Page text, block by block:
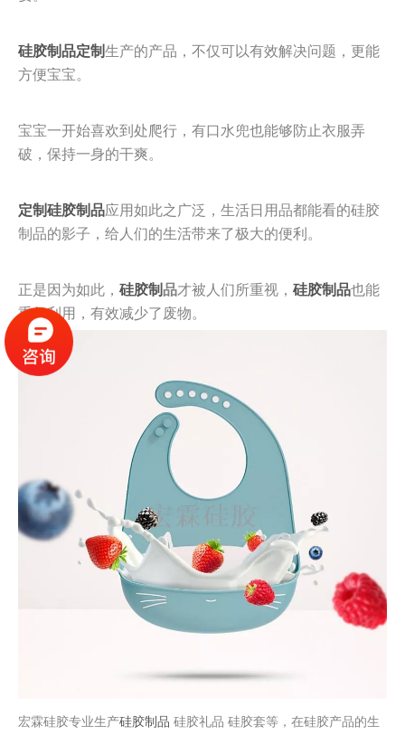
硅胶制品定制生产的产品，不仅可以有效解决问题，更能
方便宝宝。
宝宝一开始喜欢到处爬行，有口水兜也能够防止衣服弄
破，保持一身的干爽。
定制硅胶制品应用如此之广泛，生活日用品都能看的硅胶
制品的影子，给人们的生活带来了极大的便利。
正是因为如此， 硅胶制品才被人们所重视， 硅胶制品也能
重复利用，有效减少了废物。
宏霖硅胶专业生产硅胶制品 硅胶礼品 硅胶套等，在硅胶产品的生